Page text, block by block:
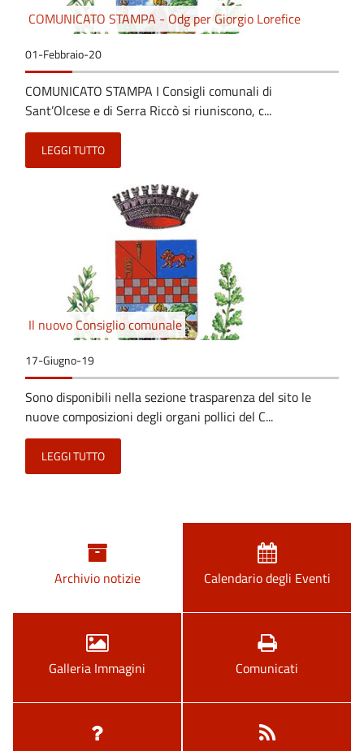
COMUNICATO STAMPA - Odg per Giorgio Lorefice
01-Febbraio-20
COMUNICATO STAMPA I Consigli comunali di
Sant’Olcese e di Serra Riccò si riuniscono, c...
LEGGI TUTTO
Il nuovo Consiglio comunale
17-Giugno-19
Sono disponibili nella sezione trasparenza del sito le
nuove composizioni degli organi pollici del C...
LEGGI TUTTO
Archivio notizie Calendario degli Eventi
Galleria Immagini Comunicati